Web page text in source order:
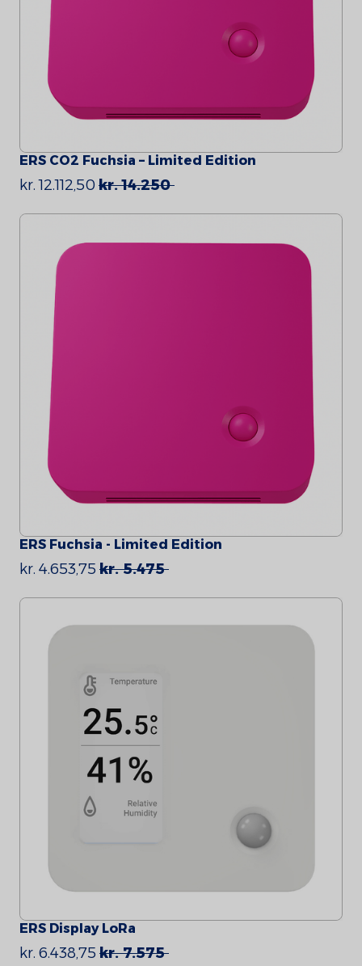
ERS CO2 Fuchsia – Limited Edition
kr. 12.112,50 kr. 14.250
ERS Fuchsia - Limited Edition
kr. 4.653,75 kr. 5.475
ERS Display LoRa
kr. 6.438,75 kr. 7.575